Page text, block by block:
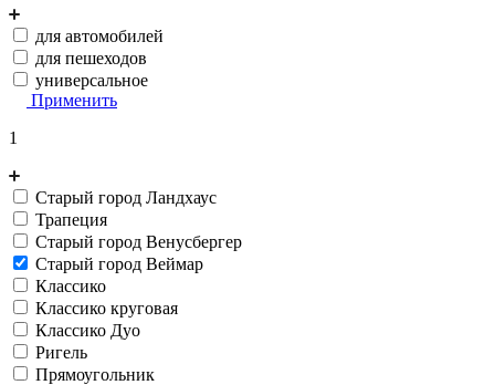
для автомобилей
для пешеходов
универсальное
Применить
1
Старый город Ландхаус
Трапеция
Старый город Венусбергер
Старый город Веймар
Классико
Классико круговая
Классико Дуо
Ригель
Прямо­угольник